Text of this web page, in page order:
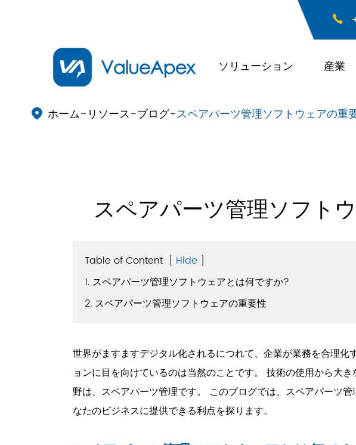

ソリューション 産業
 ホーム リソース ブログ スペアパーツ管理ソフトウェアの重
スペアパーツ管理ソフト
Table of Content [ Hide ]
1. スペアパーツ管理ソフトウェアとは何ですか?
2. スペアパーツ管理ソフトウェアの重要性
世界がますますデジタル化されるにつれて、企業が業務を合理化
ョンに目を向けているのは当然のことです。 技術の使用から大
野は、スペアパーツ管理です。 このブログでは、スペアパーツ
なたのビジネスに提供できる利点を探ります。